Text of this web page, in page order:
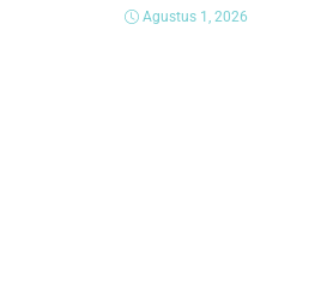
Agustus 1, 2026